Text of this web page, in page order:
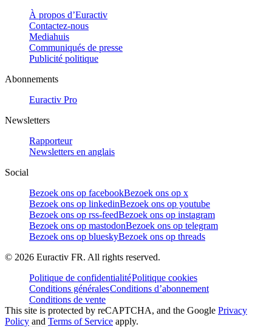
À propos d’Euractiv
Contactez-nous
Mediahuis
Communiqués de presse
Publicité politique
Abonnements
Euractiv Pro
Newsletters
Rapporteur
Newsletters en anglais
Social
Bezoek ons op facebookBezoek ons op x
Bezoek ons op linkedinBezoek ons op youtube
Bezoek ons op rss-feedBezoek ons op instagram
Bezoek ons op mastodonBezoek ons op telegram
Bezoek ons op blueskyBezoek ons op threads
© 2026 Euractiv FR. All rights reserved.
Politique de confidentialitéPolitique cookies
Conditions généralesConditions d’abonnement
Conditions de vente
This site is protected by reCAPTCHA, and the Google Privacy
Policy and Terms of Service apply.